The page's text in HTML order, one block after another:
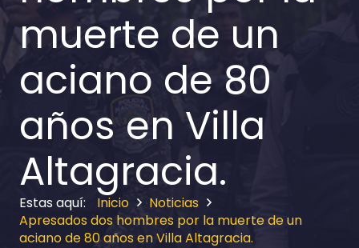
muerte de un
aciano de 80
años en Villa
Altagracia.
Inicio
Noticias
Apresados dos hombres por la muerte de un
aciano de 80 años en Villa Altagracia.